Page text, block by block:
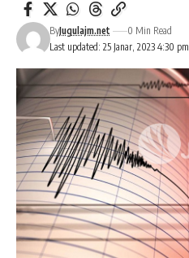
Last updated: 25 Janar, 2023 4:30 pm
ByJugulajm.net 0 Min Read